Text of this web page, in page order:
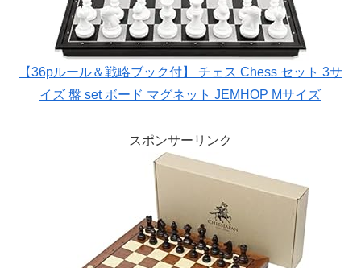
【36pルール＆戦略ブック付】 チェス Chess セット 3サ
イズ 盤 set ボード マグネット JEMHOP Mサイズ
スポンサーリンク